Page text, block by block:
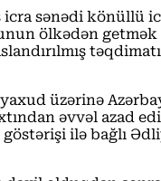
icra sənədi könüllü
ölkədən
üzərinə
əvvəl azad
göstərişi ilə bağlı